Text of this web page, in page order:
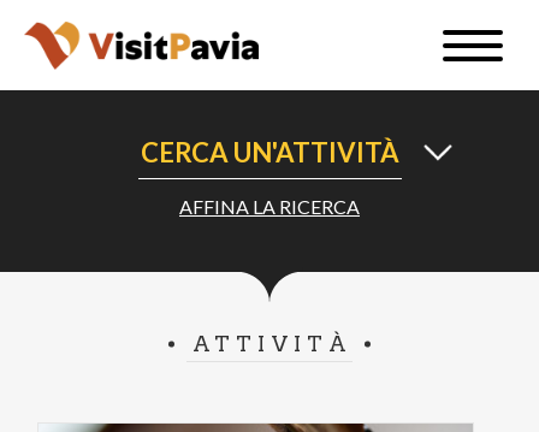
Salta
contenuto
Toggle
IT
CERCA UN'ATTIVITÀ
AFFINA LA RICERCA
ATTIVITÀ